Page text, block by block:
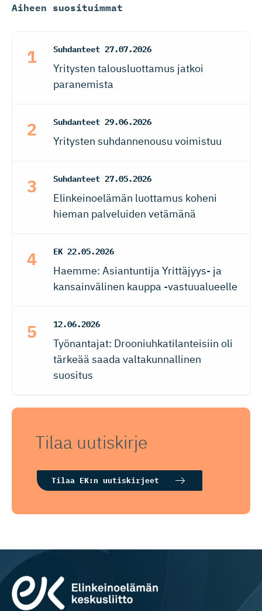
Aiheen suosituimmat
Suhdanteet 27.07.2026
Yritysten talousluottamus jatkoi
paranemista
Suhdanteet 29.06.2026
Yritysten suhdannenousu voimistuu
Suhdanteet 27.05.2026
Elinkeinoelämän luottamus koheni
hieman palveluiden vetämänä
EK 22.05.2026
Haemme: Asiantuntija Yrittäjyys- ja
kansainvälinen kauppa -vastuualueelle
12.06.2026
Työnantajat: Drooniuhkatilanteisiin oli
tärkeää saada valtakunnallinen
suositus
Tilaa uutiskirje
Tilaa EK:n uutiskirjeet